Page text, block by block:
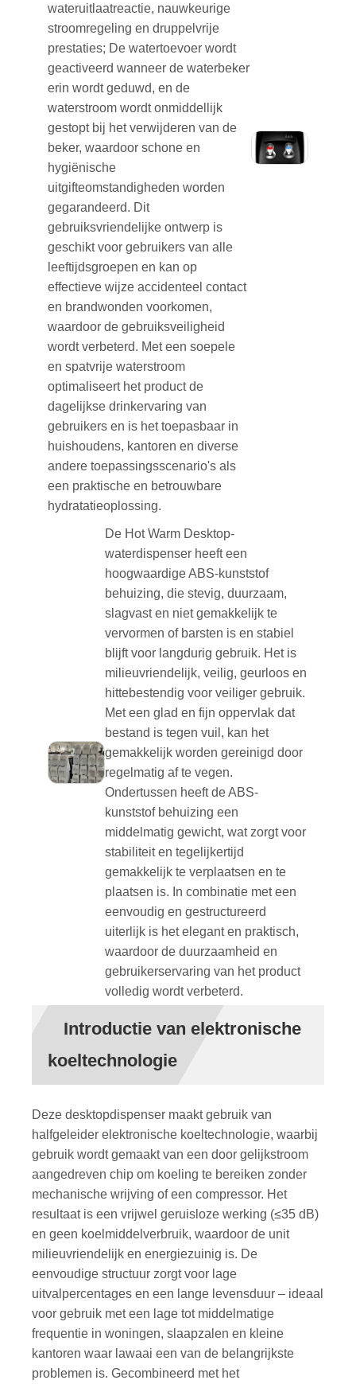
wateruitlaatreactie, nauwkeurige
stroomregeling en druppelvrije
prestaties; De watertoevoer wordt
geactiveerd wanneer de waterbeker
erin wordt geduwd, en de
waterstroom wordt onmiddellijk
gestopt bij het verwijderen van de
beker, waardoor schone en
hygiënische
uitgifteomstandigheden worden
gegarandeerd. Dit
gebruiksvriendelijke ontwerp is
geschikt voor gebruikers van alle
leeftijdsgroepen en kan op
effectieve wijze accidenteel contact
en brandwonden voorkomen,
waardoor de gebruiksveiligheid
wordt verbeterd. Met een soepele
en spatvrije waterstroom
optimaliseert het product de
dagelijkse drinkervaring van
gebruikers en is het toepasbaar in
huishoudens, kantoren en diverse
andere toepassingsscenario's als
een praktische en betrouwbare
hydratatieoplossing.
De Hot Warm Desktop-
waterdispenser heeft een
hoogwaardige ABS-kunststof
behuizing, die stevig, duurzaam,
slagvast en niet gemakkelijk te
vervormen of barsten is en stabiel
blijft voor langdurig gebruik. Het is
milieuvriendelijk, veilig, geurloos en
hittebestendig voor veiliger gebruik.
Met een glad en fijn oppervlak dat
bestand is tegen vuil, kan het
gemakkelijk worden gereinigd door
regelmatig af te vegen.
Ondertussen heeft de ABS-
kunststof behuizing een
middelmatig gewicht, wat zorgt voor
stabiliteit en tegelijkertijd
gemakkelijk te verplaatsen en te
plaatsen is. In combinatie met een
eenvoudig en gestructureerd
uiterlijk is het elegant en praktisch,
waardoor de duurzaamheid en
gebruikerservaring van het product
volledig wordt verbeterd.
Introductie van elektronische
koeltechnologie
Deze desktopdispenser maakt gebruik van
halfgeleider elektronische koeltechnologie, waarbij
gebruik wordt gemaakt van een door gelijkstroom
aangedreven chip om koeling te bereiken zonder
mechanische wrijving of een compressor. Het
resultaat is een vrijwel geruisloze werking (≤35 dB)
en geen koelmiddelverbruik, waardoor de unit
milieuvriendelijk en energiezuinig is. De
eenvoudige structuur zorgt voor lage
uitvalpercentages en een lange levensduur – ideaal
voor gebruik met een lage tot middelmatige
frequentie in woningen, slaapzalen en kleine
kantoren waar lawaai een van de belangrijkste
problemen is. Gecombineerd met het